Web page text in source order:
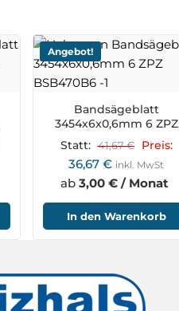
Angebot!
Bandsägeblatt
3454x6x0,6mm 6 ZPZ
BSB470B6
Statt: 41,67€ Preis:
36,67€ inkl. MwSt
ab3,00 € / Monat
In den Warenkorb